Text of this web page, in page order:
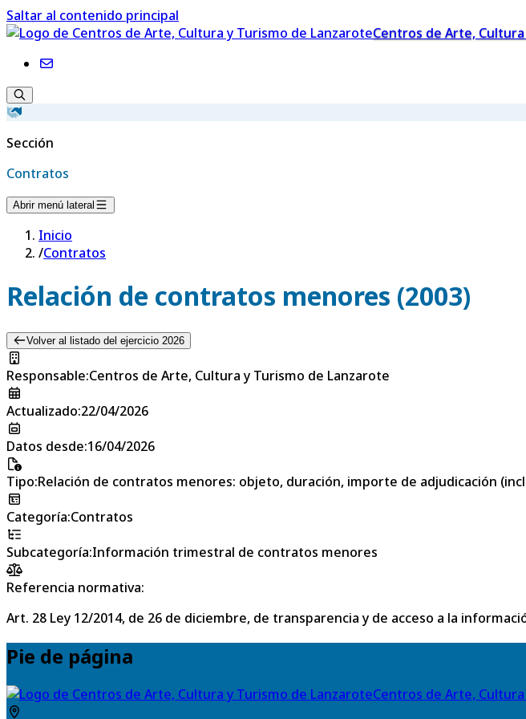
Saltar al contenido principal
Centros de Arte,
Sección
Contratos
Abrir menú lateral
Inicio
/Contratos
Relación de contratos menores (2003)
Volver al listado del ejercicio 2026
Responsable:Centros de Arte, Cultura y Turismo de Lanzarote
Actualizado:22/04/2026
Datos desde:16/04/2026
Tipo:Relación de contratos menores: objeto, duración, importe de adjudicación
Categoría:Contratos
Subcategoría:Información trimestral de contratos menores
Referencia normativa:
Art. 28 Ley 12/2014, de 26 de diciembre, de transparencia y de acceso a la
Pie de página
Centros de Arte,